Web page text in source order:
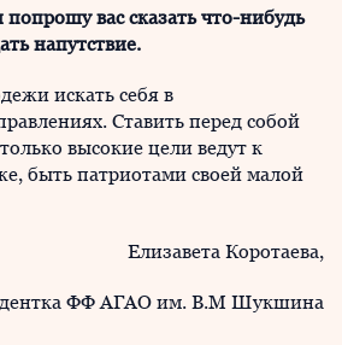
вас сказать что-нибудь
напутствие.
искать себя в
Ставить перед собой
высокие цели ведут к
быть патриотами своей малой
Елизавета Коротаева,
ФФ АГАО им. В.М Шукшина